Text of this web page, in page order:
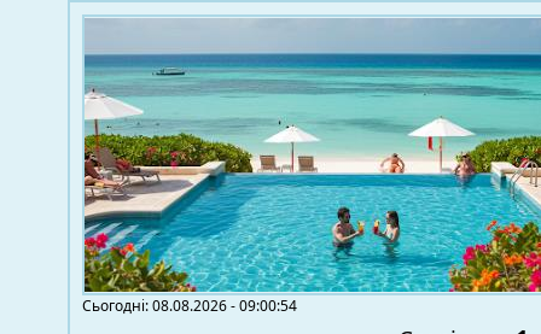
Сьогодні: 08.08.2026 - 09:00:54